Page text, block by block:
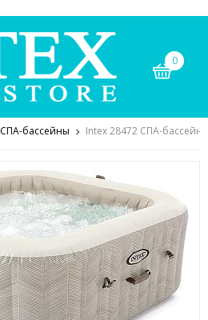
0
СПА-бассейны Intex 28472 СПА-бассейн